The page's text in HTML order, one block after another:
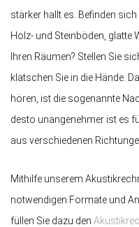
stärker hallt es. Befinden
Holz- und Steinböden, glatte
Ihren Räumen? Stellen Sie
klatschen Sie in die Hände.
hören, ist die sogenannte
desto unangenehmer ist es
aus verschiedenen
Mithilfe unserem
notwendigen Formate und
füllen Sie dazu den